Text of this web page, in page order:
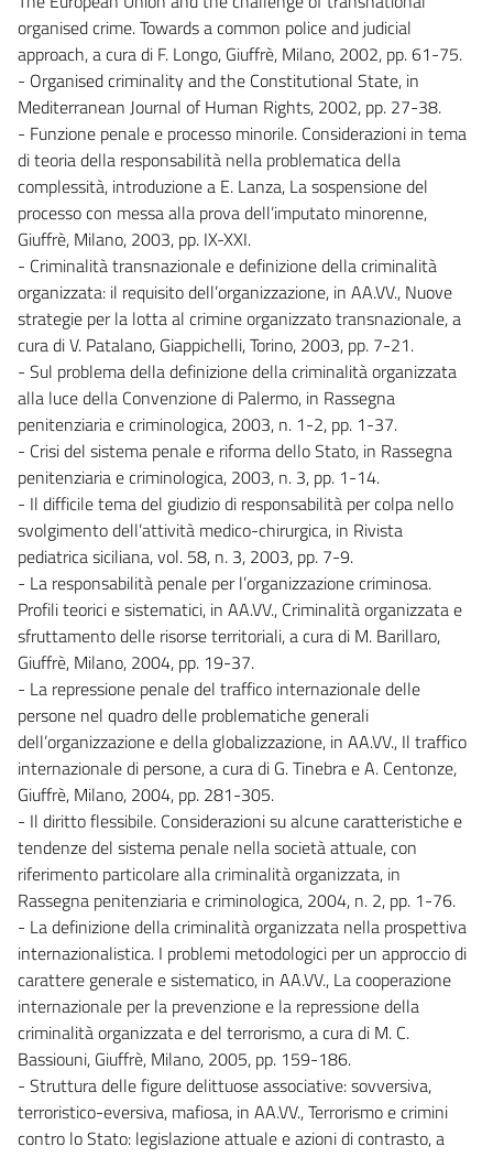
organised crime. Towards a common police and judicial
approach, a cura di F. Longo, Giuffrè, Milano, 2002, pp. 61-75.
- Organised criminality and the Constitutional State, in
Mediterranean Journal of Human Rights, 2002, pp. 27-38.
- Funzione penale e processo minorile. Considerazioni in tema
di teoria della responsabilità nella problematica della
complessità, introduzione a E. Lanza, La sospensione del
processo con messa alla prova dell’imputato minorenne,
Giuffrè, Milano, 2003, pp. IX-XXI.
- Criminalità transnazionale e definizione della criminalità
organizzata: il requisito dell’organizzazione, in AA.VV., Nuove
strategie per la lotta al crimine organizzato transnazionale, a
cura di V. Patalano, Giappichelli, Torino, 2003, pp. 7-21.
- Sul problema della definizione della criminalità organizzata
alla luce della Convenzione di Palermo, in Rassegna
penitenziaria e criminologica, 2003, n. 1-2, pp. 1-37.
- Crisi del sistema penale e riforma dello Stato, in Rassegna
penitenziaria e criminologica, 2003, n. 3, pp. 1-14.
- Il difficile tema del giudizio di responsabilità per colpa nello
svolgimento dell’attività medico-chirurgica, in Rivista
pediatrica siciliana, vol. 58, n. 3, 2003, pp. 7-9.
- La responsabilità penale per l’organizzazione criminosa.
Profili teorici e sistematici, in AA.VV., Criminalità organizzata e
sfruttamento delle risorse territoriali, a cura di M. Barillaro,
Giuffrè, Milano, 2004, pp. 19-37.
- La repressione penale del traffico internazionale delle
persone nel quadro delle problematiche generali
dell’organizzazione e della globalizzazione, in AA.VV., Il traffico
internazionale di persone, a cura di G. Tinebra e A. Centonze,
Giuffrè, Milano, 2004, pp. 281-305.
- Il diritto flessibile. Considerazioni su alcune caratteristiche e
tendenze del sistema penale nella società attuale, con
riferimento particolare alla criminalità organizzata, in
Rassegna penitenziaria e criminologica, 2004, n. 2, pp. 1-76.
- La definizione della criminalità organizzata nella prospettiva
internazionalistica. I problemi metodologici per un approccio di
carattere generale e sistematico, in AA.VV., La cooperazione
internazionale per la prevenzione e la repressione della
criminalità organizzata e del terrorismo, a cura di M. C.
Bassiouni, Giuffrè, Milano, 2005, pp. 159-186.
- Struttura delle figure delittuose associative: sovversiva,
terroristico-eversiva, mafiosa, in AA.VV., Terrorismo e crimini
contro lo Stato: legislazione attuale e azioni di contrasto, a